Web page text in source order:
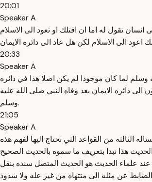
20:01
Speaker A
انسان تقول له اما ان اقتلك او تعود الى الاسلام
20:33
Speaker A
وسلم لما كان موجودا لم يكن اصلا هذا في دائره
الى دائره الايمان بعد وفاه النبي صلى الله عليه
وسلم.
21:05
Speaker A
الثالثه من القواعد التي نحتاج اليها لفهم هذه
هذا نبدا بتعريف ما سموه بالحديث الصحيح
علماء الحديث هو الحديث المتصل سنده بنقل